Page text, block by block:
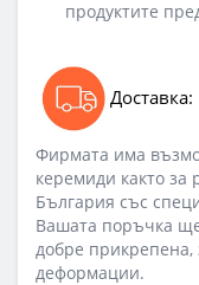
продуктите
Доставка:
Фирмата има
керемиди както за
България със
Вашата поръчка
добре прикрепена,
деформации.